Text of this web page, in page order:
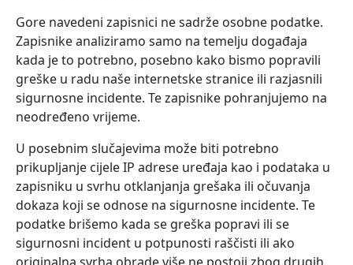
Gore navedeni zapisnici ne sadrže osobne podatke.
Zapisnike analiziramo samo na temelju događaja
kada je to potrebno, posebno kako bismo popravili
greške u radu naše internetske stranice ili razjasnili
sigurnosne incidente. Te zapisnike pohranjujemo na
neodređeno vrijeme.
U posebnim slučajevima može biti potrebno
prikupljanje cijele IP adrese uređaja kao i podataka u
zapisniku u svrhu otklanjanja grešaka ili očuvanja
dokaza koji se odnose na sigurnosne incidente. Te
podatke brišemo kada se greška popravi ili se
sigurnosni incident u potpunosti raščisti ili ako